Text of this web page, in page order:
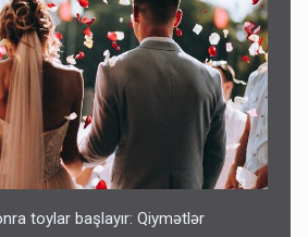
toylar başlayır: Qiymətlər